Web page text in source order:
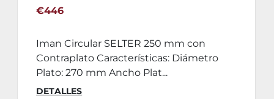
€446
Iman Circular SELTER 250 mm con
Contraplato Características: Diámetro
Plato: 270 mm Ancho Plat...
DETALLES